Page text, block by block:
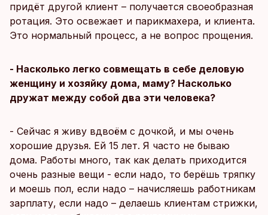
придёт другой клиент – получается своеобразная
ротация. Это освежает и парикмахера, и клиента.
Это нормальный процесс, а не вопрос прощения.
- Насколько легко совмещать в себе деловую
женщину и хозяйку дома, маму? Насколько
дружат между собой два эти человека?
- Сейчас я живу вдвоём с дочкой, и мы очень
хорошие друзья. Ей 15 лет. Я часто не бываю
дома. Работы много, так как делать приходится
очень разные вещи - если надо, то берёшь тряпку
и моешь пол, если надо – начисляешь работникам
зарплату, если надо – делаешь клиентам стрижки,